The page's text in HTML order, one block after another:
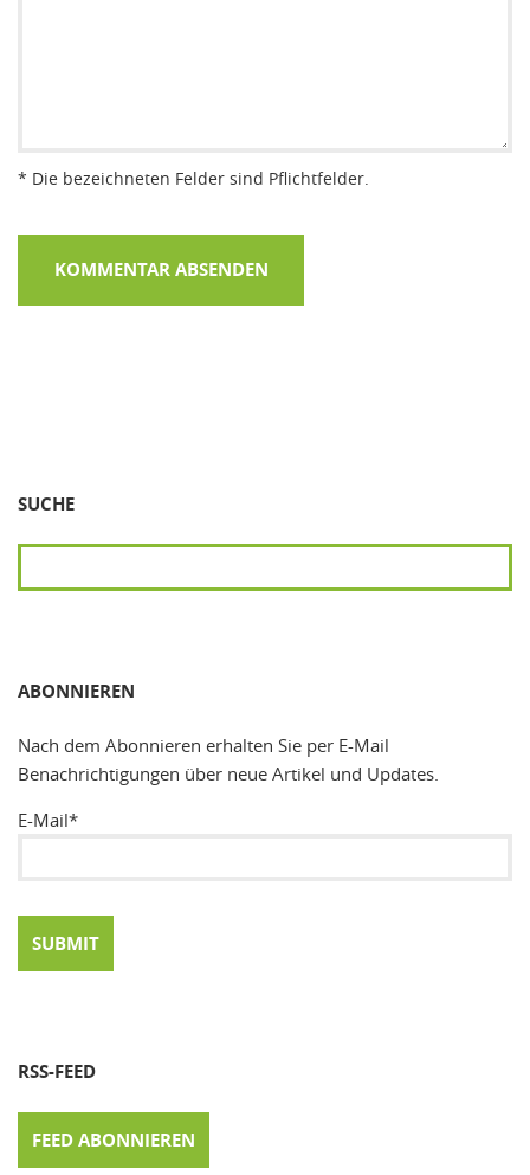
* Die bezeichneten Felder sind Pflichtfelder.
SUCHE
ABONNIEREN
Nach dem Abonnieren erhalten Sie per E-Mail
Benachrichtigungen über neue Artikel und Updates.
E-Mail*
RSS-FEED
FEED ABONNIEREN